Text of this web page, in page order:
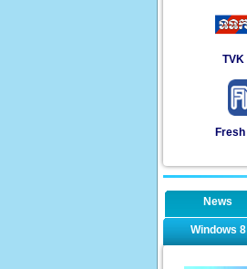
TVK
News
Windows 8